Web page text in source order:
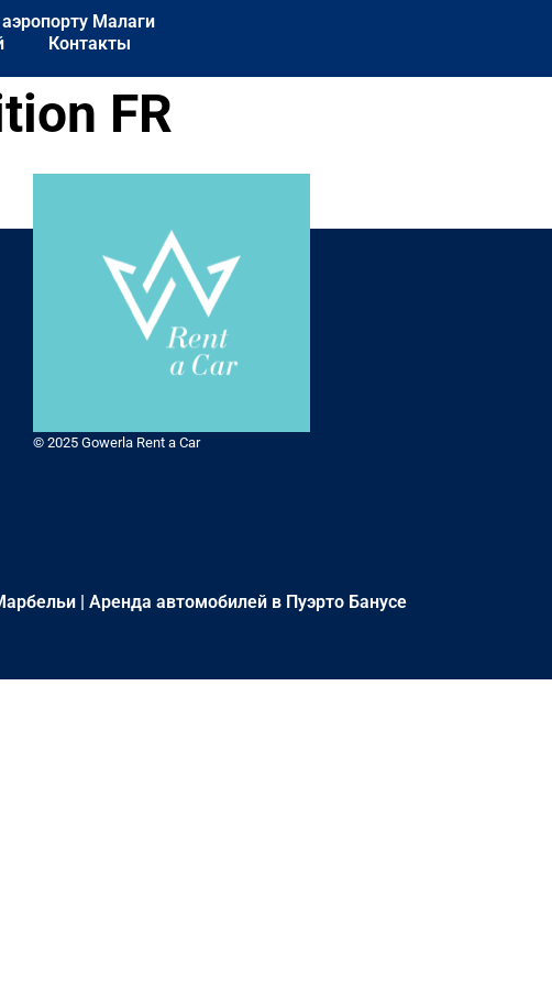
Малаги
Контакты
FR
© 2025 Gowerla Rent a Car
Аренда автомобилей в Пуэрто Банусе